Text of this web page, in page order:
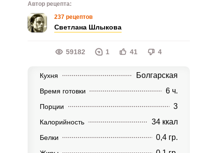
Автор рецепта:
237 рецептов
Светлана Шлыкова
59182 1 41 4
Кухня Болгарская
Время готовки 6 ч.
Порции 3
Калорийность 34 ккал
Белки 0,4 гр.